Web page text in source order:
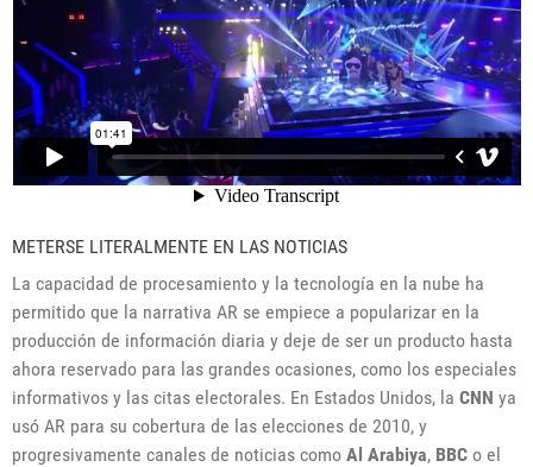
METERSE LITERALMENTE EN LAS NOTICIAS
La capacidad de procesamiento y la tecnología en la nube ha
permitido que la narrativa AR se empiece a popularizar en la
producción de información diaria y deje de ser un producto hasta
ahora reservado para las grandes ocasiones, como los especiales
informativos y las citas electorales. En Estados Unidos, la CNN ya
usó AR para su cobertura de las elecciones de 2010, y
progresivamente canales de noticias como Al Arabiya, BBC o el